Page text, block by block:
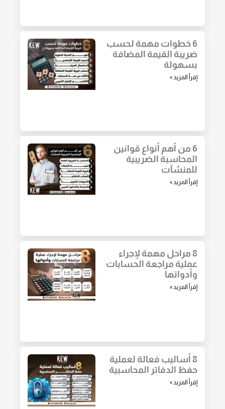
6 خطوات مهمة لحسب
ضريبة القيمة المضافة
بسهولة
إقرأ المزيد »
6 من أهم أنواع قوانين
المحاسبة الضريبية
للمنشآت
إقرأ المزيد »
8 مراحل مهمة لإجراء
عملية مراجعة الحسابات
وأدواتها
إقرأ المزيد »
8 أساليب فعالة لعملية
حفظ الدفاتر المحاسبية
إقرأ المزيد »